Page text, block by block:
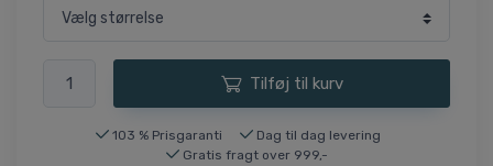
Tilføj til kurv
103 % Prisgaranti
Dag til dag levering
Gratis fragt over 999,-